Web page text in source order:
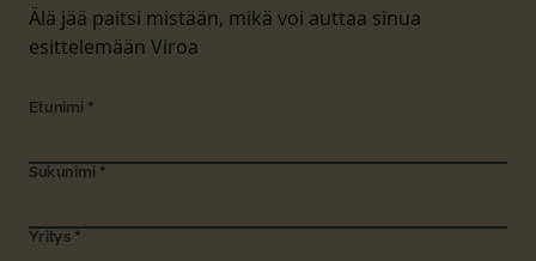
Älä jää paitsi mistään, mikä voi auttaa sinua
esittelemään Viroa
Etunimi *
Sukunimi *
Yritys *